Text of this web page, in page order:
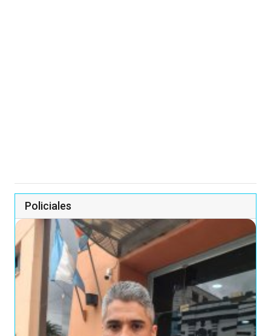
Policiales